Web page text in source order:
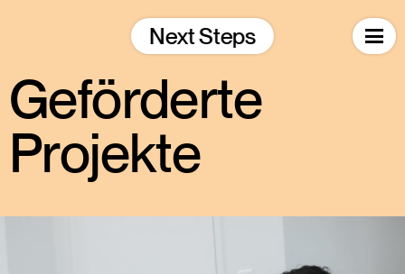
Next Steps
Geförderte
Projekte